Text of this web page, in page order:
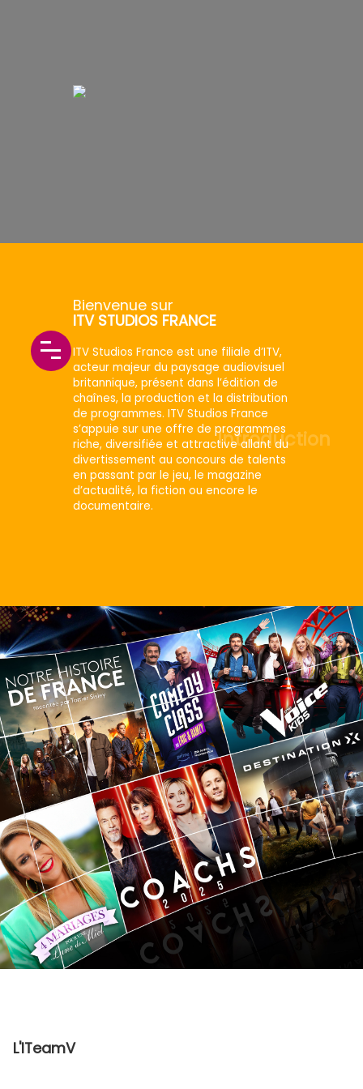
Introduction
Bienvenue sur
ITV STUDIOS FRANCE
ITV Studios France est une filiale d’ITV,
acteur majeur du paysage audiovisuel
britannique, présent dans l’édition de
chaînes, la production et la distribution
de programmes. ITV Studios France
s’appuie sur une offre de programmes
riche, diversifiée et attractive allant du
divertissement au concours de talents
en passant par le jeu, le magazine
d’actualité, la fiction ou encore le
documentaire.
L'ITeamV